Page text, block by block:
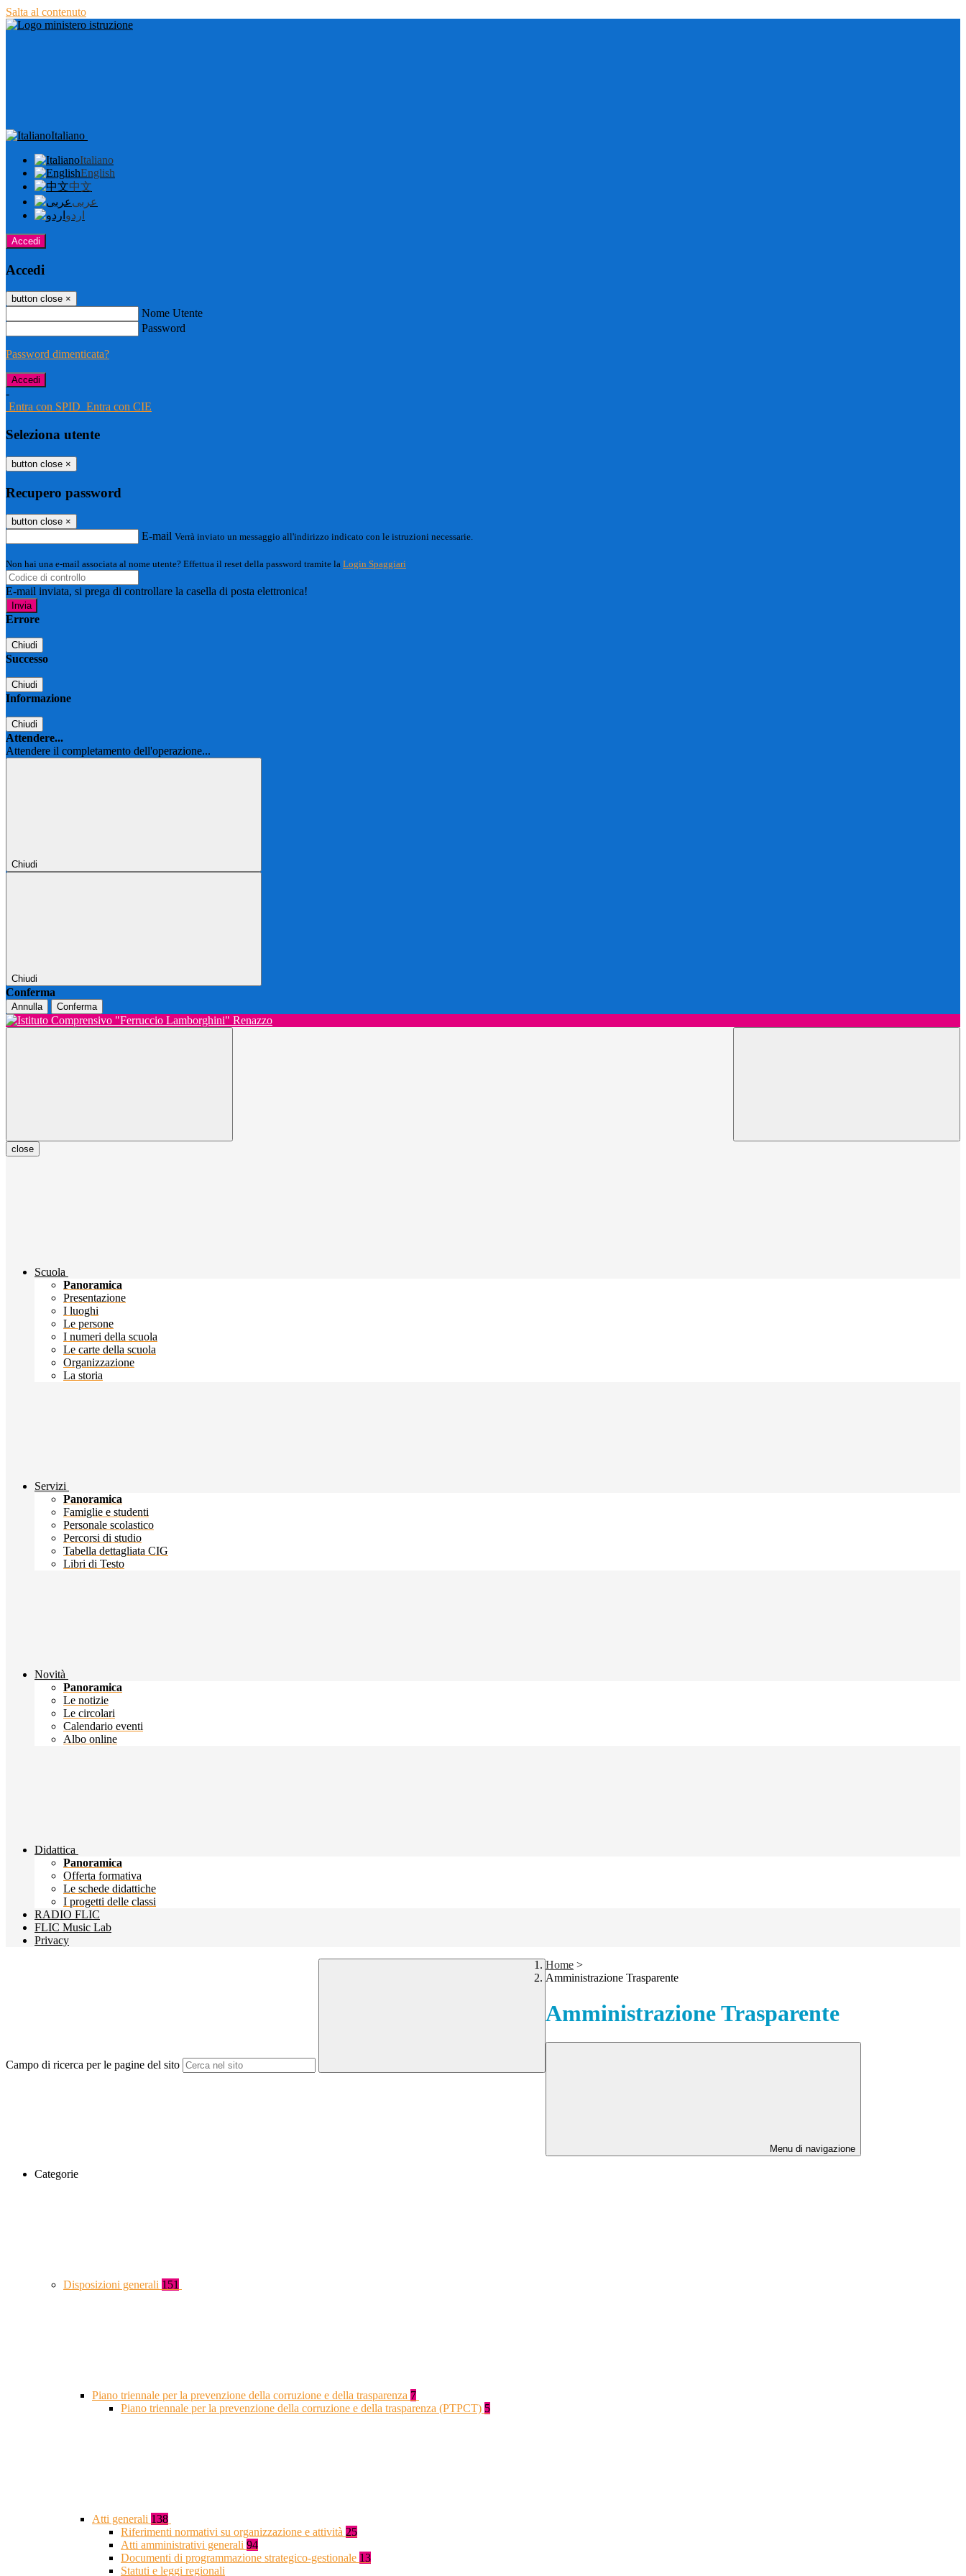
Salta al contenuto
Italiano
Italiano
English
中文
عربى
اردو
Accedi
Accedi
button close ×
Nome Utente
Password
Password dimenticata?
-
Entra con SPID Entra con CIE
Seleziona utente
button close ×
Recupero password
button close ×
E-mail Verrà inviato un messaggio all'indirizzo indicato con le istruzioni necessarie.
Non hai una e-mail associata al nome utente? Effettua il reset della password tramite la Login Spaggiari
E-mail inviata, si prega di controllare la casella di posta elettronica!
Errore
Chiudi
Successo
Chiudi
Informazione
Chiudi
Attendere...
Attendere il completamento dell'operazione...
Chiudi
Chiudi
Conferma
Annulla Conferma
close
Scuola
Panoramica
Presentazione
I luoghi
Le persone
I numeri della scuola
Le carte della scuola
Organizzazione
La storia
Servizi
Panoramica
Famiglie e studenti
Personale scolastico
Percorsi di studio
Tabella dettagliata CIG
Libri di Testo
Novità
Panoramica
Le notizie
Le circolari
Calendario eventi
Albo online
Didattica
Panoramica
Offerta formativa
Le schede didattiche
I progetti delle classi
RADIO FLIC
FLIC Music Lab
Privacy
Campo di ricerca per le pagine del sito
Home >
Amministrazione Trasparente
Amministrazione Trasparente
Menu di navigazione
Categorie
Disposizioni generali 151
Piano triennale per la prevenzione della corruzione e della trasparenza 7
Piano triennale per la prevenzione della corruzione e della trasparenza (PTPCT) 5
Atti generali 138
Riferimenti normativi su organizzazione e attività 25
Atti amministrativi generali 94
Documenti di programmazione strategico-gestionale 13
Statuti e leggi regionali